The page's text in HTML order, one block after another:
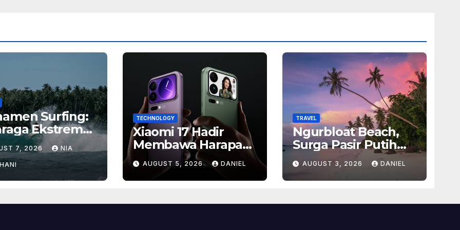
Surfing:
Ekstrem
Hadiah
7, 2026 NIA
TECHNOLOGY
Xiaomi 17 Hadir
Membawa Harapan
Baru, Inilah Alasan
Banyak Orang
Menantikan Ponsel
AUGUST 5, 2026 DANIEL
TRAVEL
Ngurbloat Beach,
Surga Pasir Putih
yang Menghadirkan
Ketenangan dan
Pesona Alam Tak
AUGUST 3, 2026 DANIEL